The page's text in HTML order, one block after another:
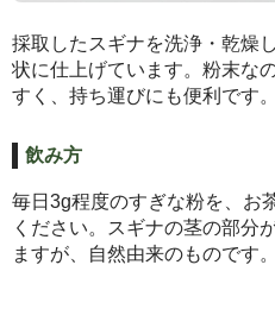
採取したスギナを洗浄・乾燥
状に仕上げています。粉末な
すく、持ち運びにも便利です。
飲み方
毎日3g程度のすぎな粉を、お
ください。スギナの茎の部分
ますが、自然由来のものです。